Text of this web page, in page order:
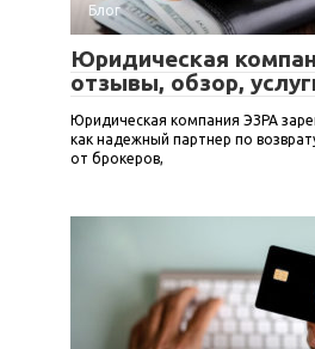
Блог
Юридическая
отзывы, обзор,
Юридическая компания ЭЗРА
как надежный партнер по
от брокеров,